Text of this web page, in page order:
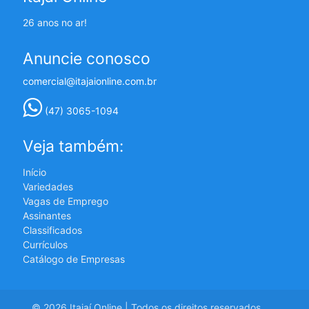
26 anos no ar!
Anuncie conosco
comercial@itajaionline.com.br
(47) 3065-1094
Veja também:
Início
Variedades
Vagas de Emprego
Assinantes
Classificados
Currículos
Catálogo de Empresas